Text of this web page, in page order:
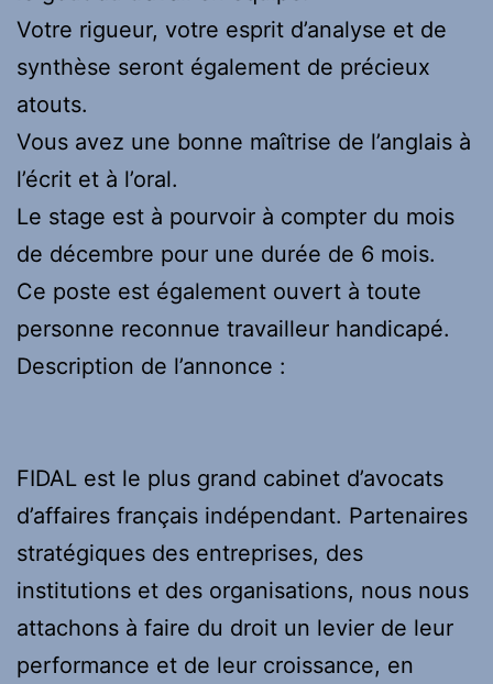
Votre rigueur, votre esprit d’analyse et de
synthèse seront également de précieux
atouts.
Vous avez une bonne maîtrise de l’anglais à
l’écrit et à l’oral.
Le stage est à pourvoir à compter du mois
de décembre pour une durée de 6 mois.
Ce poste est également ouvert à toute
personne reconnue travailleur handicapé.
Description de l’annonce :
FIDAL est le plus grand cabinet d’avocats
d’affaires français indépendant. Partenaires
stratégiques des entreprises, des
institutions et des organisations, nous nous
attachons à faire du droit un levier de leur
performance et de leur croissance, en